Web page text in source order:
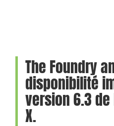
The Foundry
disponibilité
version 6.3
X.